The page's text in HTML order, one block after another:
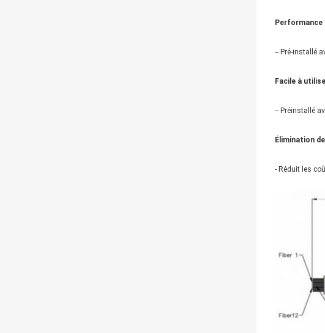
Performance
-- Pré-installé
Facile à
-- Préinstallé
Élimination
- Réduit les